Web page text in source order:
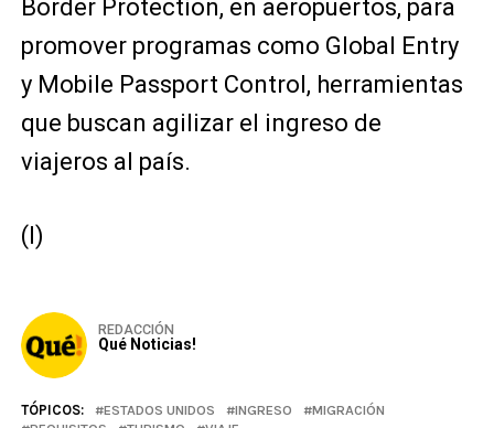
Border Protection, en aeropuertos, para
promover programas como Global Entry
y Mobile Passport Control, herramientas
que buscan agilizar el ingreso de
viajeros al país.
(I)
REDACCIÓN
Qué Noticias!
TÓPICOS: ESTADOS UNIDOS INGRESO
MIGRACIÓN